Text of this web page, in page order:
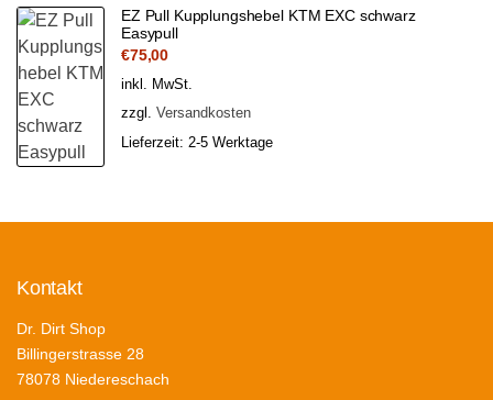
EZ Pull Kupplungshebel KTM EXC schwarz
Easypull
€75,00
inkl. MwSt.
zzgl. Versandkosten
Lieferzeit: 2-5 Werktage
Kontakt
Dr. Dirt Shop
Billingerstrasse 28
78078 Niedereschach